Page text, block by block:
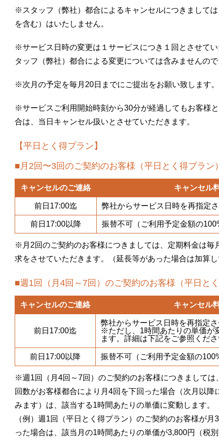
※スタッフ（弊社）都合によるキャンセルにつきまして
を含む）はいたしません。
※サービス日時の変更は１サービスにつき１回とさせて
タッフ（弊社）都合による変更については含みませんの
※次月の予定を毎月20日までにご提出をお願い致します。
※サービスご利用開始時刻から30分が経過してもお客様
合は、当日キャンセル扱いとさせていただきます。
【平日とく得プラン】
■月2回〜3回のご契約のお客様（平日とく得プラン
キャンセルのご連絡 キャンセル
前日17:00迄 弊社からサービス日時を再指定
前日17:00以降 振替不可（ご利用予定金額の
※月2回のご契約のお客様につきましては、定期料金は毎
求をさせていただきます。（延長等があった場合は加算
■週1回（月4回～7回）のご契約のお客様（平日と
キャンセルのご連絡 キャンセル
前日17:00迄
弊社からサービス日時を再指定
※ただし、1時間あたりの単価が
ます。詳細は下記をご参照くだ
前日17:00以降 振替不可（ご利用予定金額の
※週1回（月4回～7回）のご契約のお客様につきましては
回数がお客様都合により月4回を下回った場合（次月以降
みます）は、該当する1時間あたりの単価に変動します。
（例）週1回（平日とく得プラン）のご契約のお客様が
った場合は、該当月の1時間あたりの単価が3,800円（税